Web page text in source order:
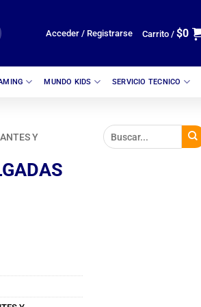
Acceder / Registrarse Carrito / $0
MUNDO KIDS SERVICIO TECNICO
Y